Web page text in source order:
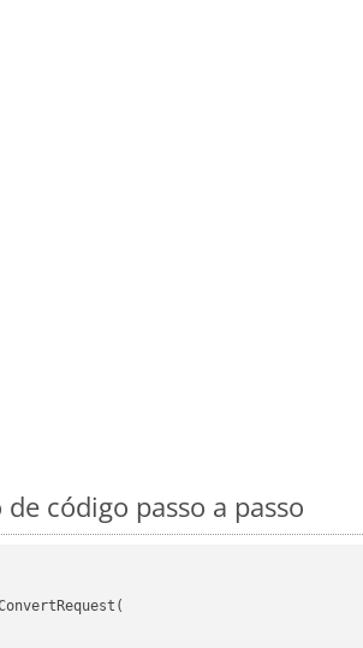
código passo a passo